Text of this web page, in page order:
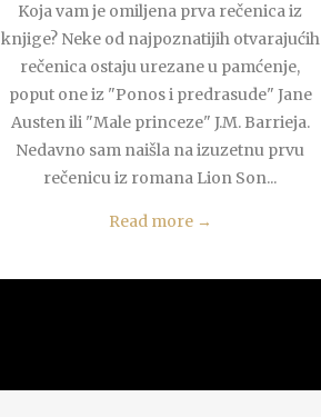
Koja vam je omiljena prva rečenica iz
knjige? Neke od najpoznatijih otvarajućih
rečenica ostaju urezane u pamćenje,
poput one iz "Ponos i predrasude" Jane
Austen ili "Male princeze" J.M. Barrieja.
Nedavno sam naišla na izuzetnu prvu
rečenicu iz romana Lion Son...
Read more →